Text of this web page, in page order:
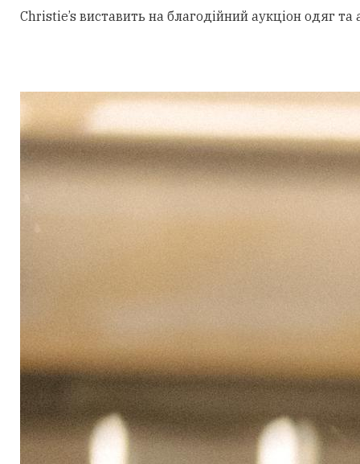
Christie’s виставить на благодійний аукціон одяг